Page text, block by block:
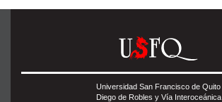
Universidad San Francisco de Quito
Diego de Robles y Vía Interoceánica